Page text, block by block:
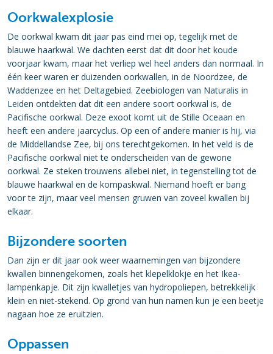
Oorkwalexplosie
De oorkwal kwam dit jaar pas eind mei op, tegelijk met de
blauwe haarkwal. We dachten eerst dat dit door het koude
voorjaar kwam, maar het verliep wel heel anders dan normaal. In
één keer waren er duizenden oorkwallen, in de Noordzee, de
Waddenzee en het Deltagebied. Zeebiologen van Naturalis in
Leiden ontdekten dat dit een andere soort oorkwal is, de
Pacifische oorkwal. Deze exoot komt uit de Stille Oceaan en
heeft een andere jaarcyclus. Op een of andere manier is hij, via
de Middellandse Zee, bij ons terechtgekomen. In het veld is de
Pacifische oorkwal niet te onderscheiden van de gewone
oorkwal. Ze steken trouwens allebei niet, in tegenstelling tot de
blauwe haarkwal en de kompaskwal. Niemand hoeft er bang
voor te zijn, maar veel mensen gruwen van zoveel kwallen bij
elkaar.
Bijzondere soorten
Dan zijn er dit jaar ook weer waarnemingen van bijzondere
kwallen binnengekomen, zoals het klepelklokje en het Ikea-
lampenkapje. Dit zijn kwalletjes van hydropoliepen, betrekkelijk
klein en niet-stekend. Op grond van hun namen kun je een beetje
nagaan hoe ze eruitzien.
Oppassen